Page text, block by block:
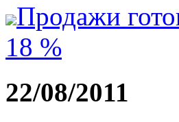
Продажи
18 %
22/08/2011